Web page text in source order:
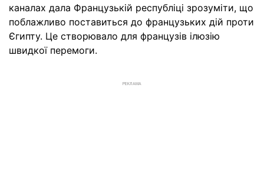
каналах дала Французькій республіці зрозуміти, що
поблажливо поставиться до французьких дій проти
Єгипту. Це створювало для французів ілюзію
швидкої перемоги.
РЕКЛАМА